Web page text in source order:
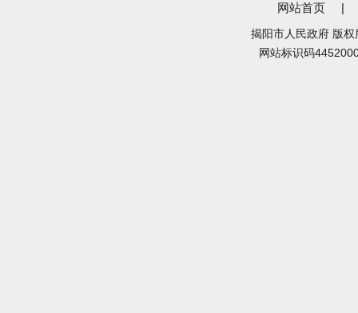
网站首页 |
揭阳市人民政府 版
网站标识码